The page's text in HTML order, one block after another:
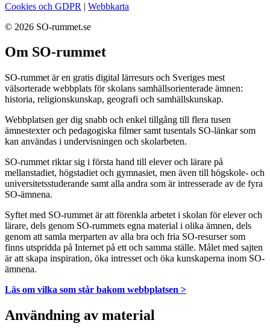
Cookies och GDPR | Webbkarta
© 2026 SO-rummet.se
Om SO-rummet
SO-rummet är en gratis digital lärresurs och Sveriges mest
välsorterade webbplats för skolans samhällsorienterade ämnen:
historia, religionskunskap, geografi och samhällskunskap.
Webbplatsen ger dig snabb och enkel tillgång till flera tusen
ämnestexter och pedagogiska filmer samt tusentals SO-länkar som
kan användas i undervisningen och skolarbeten.
SO-rummet riktar sig i första hand till elever och lärare på
mellanstadiet, högstadiet och gymnasiet, men även till högskole- och
universitetsstuderande samt alla andra som är intresserade av de fyra
SO-ämnena.
Syftet med SO-rummet är att förenkla arbetet i skolan för elever och
lärare, dels genom SO-rummets egna material i olika ämnen, dels
genom att samla merparten av alla bra och fria SO-resurser som
finns utspridda på Internet på ett och samma ställe. Målet med sajten
är att skapa inspiration, öka intresset och öka kunskaperna inom SO-
ämnena.
Läs om vilka som står bakom webbplatsen >
Användning av material